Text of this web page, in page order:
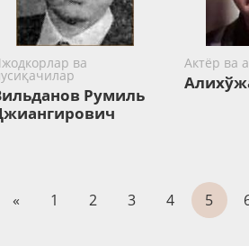
ва
Румиль
Актёр ва
« 1 2 3 4 5